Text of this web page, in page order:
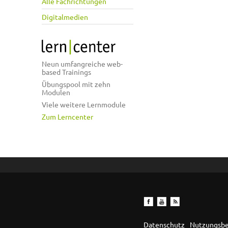
Digitalmedien
Neun umfangreiche web-
based Trainings
Übungspool mit zehn
Modulen
Viele weitere Lernmodule
Zum Lerncenter
Datenschutz